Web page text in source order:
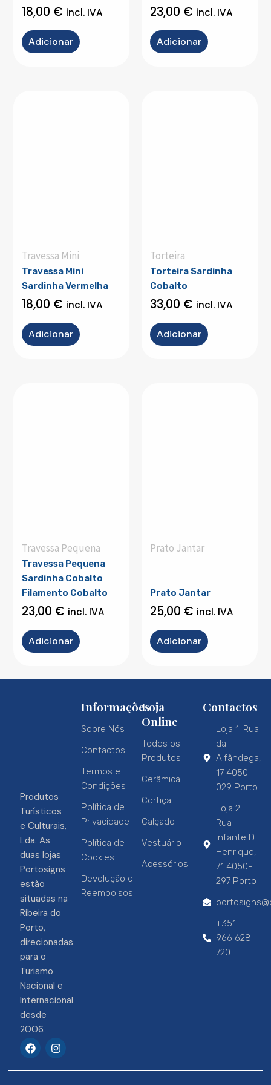
18,00 € incl. IVA
Adicionar
23,00 € incl. IVA
Adicionar
Travessa Mini
Travessa Mini
Sardinha Vermelha
18,00 € incl. IVA
Adicionar
Torteira
Torteira Sardinha
Cobalto
33,00 € incl. IVA
Adicionar
Travessa Pequena
Travessa Pequena
Sardinha Cobalto
Filamento Cobalto
23,00 € incl. IVA
Adicionar
Prato Jantar
Prato Jantar
25,00 € incl. IVA
Adicionar
Produtos
Turísticos
e Culturais,
Lda. As
duas lojas
Portosigns
estão
situadas na
Ribeira do
Porto,
direcionadas
para o
Turismo
Nacional e
Internacional
desde
2006.
F
a
e
I
n
t
Informações
Sobre Nós
Contactos
Termos e
Condições
Política de
Privacidade
Política de
Cookies
Devolução e
Reembolsos
Loja
Online
Todos os
Produtos
Cerâmica
Cortiça
Calçado
Vestuário
Acessórios
Contactos
Loja 1: Rua
da
Alfândega,
17 4050-
029 Porto
Loja 2:
Rua
Infante D.
Henrique,
71 4050-
297 Porto
+351
966 628
720